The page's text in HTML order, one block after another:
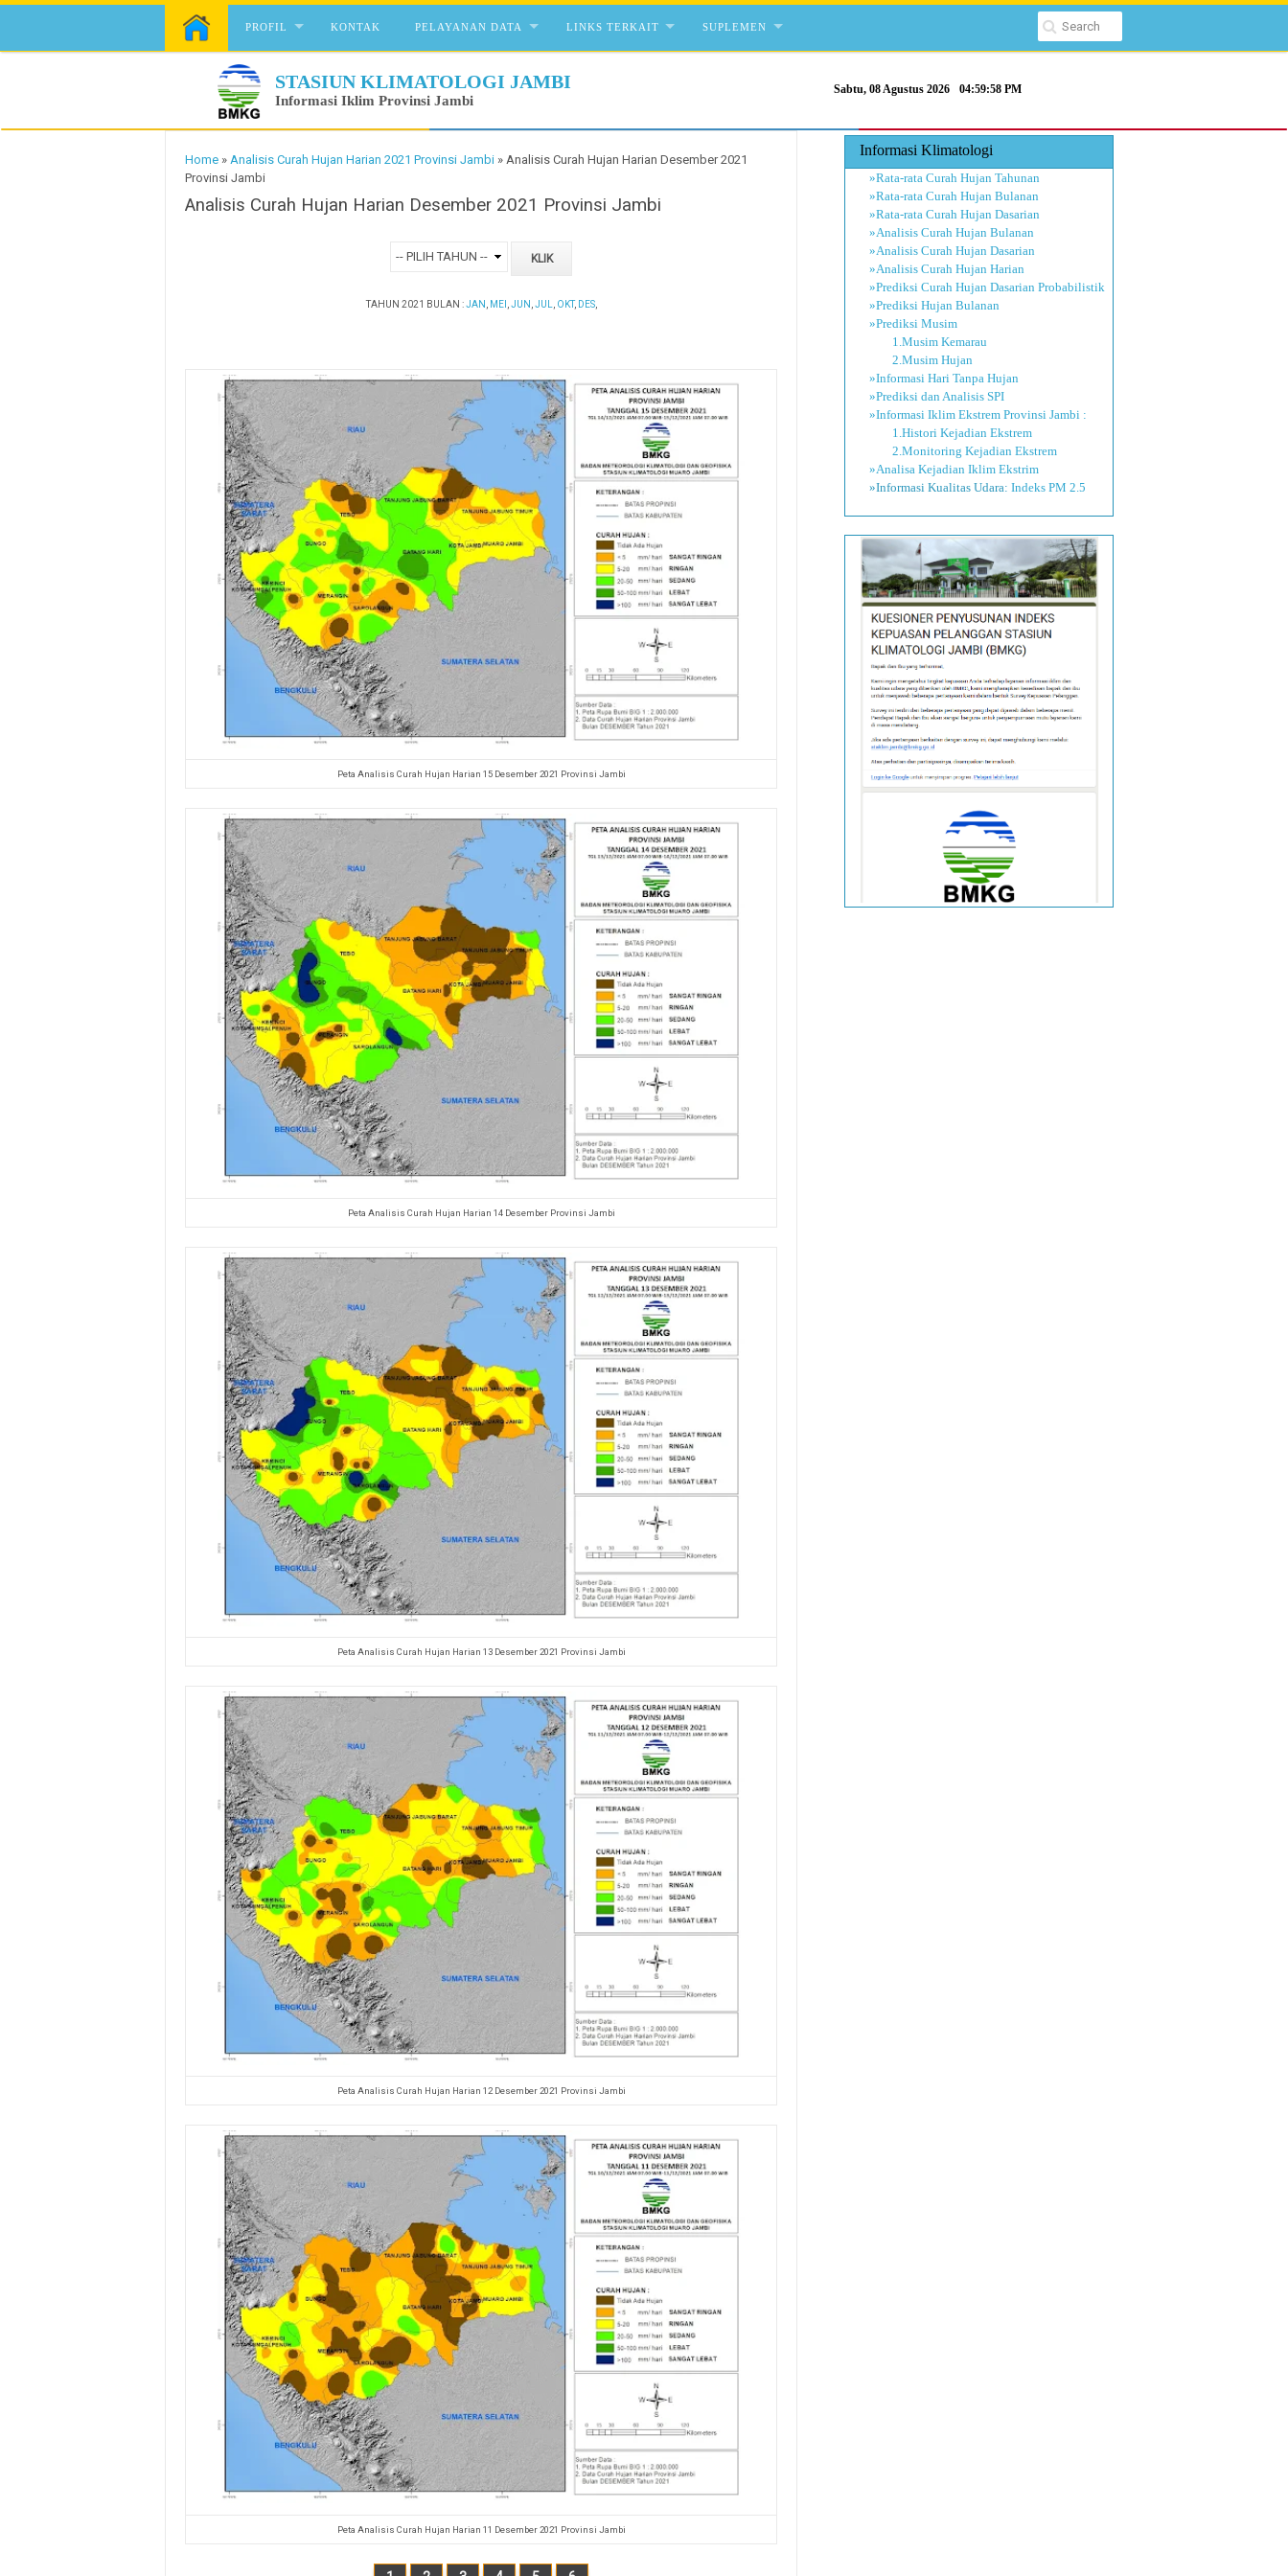
Skip to content
PROFIL KONTAK PELAYANAN DATA LINKS TERKAIT SUPLEMEN
STASIUN KLIMATOLOGI JAMBI
Informasi Iklim Provinsi Jambi
Sabtu, 08 Agustus 2026 04:59:59 PM
Home » Analisis Curah Hujan Harian 2021 Provinsi Jambi » Analisis Curah Hujan Harian Desember 2021
Provinsi Jambi
Analisis Curah Hujan Harian Desember 2021 Provinsi Jambi
TAHUN 2021 BULAN :JAN MEI JUN JUL OKT, DES,
Peta Analisis Curah Hujan Harian 15 Desember 2021 Provinsi Jambi
Peta Analisis Curah Hujan Harian 14 Desember Provinsi Jambi
Peta Analisis Curah Hujan Harian 13 Desember 2021 Provinsi Jambi
Peta Analisis Curah Hujan Harian 12 Desember 2021 Provinsi Jambi
Peta Analisis Curah Hujan Harian 11 Desember 2021 Provinsi Jambi
Informasi Klimatologi
»Rata-rata Curah Hujan Tahunan
»Rata-rata Curah Hujan Bulanan
»Rata-rata Curah Hujan Dasarian
»Analisis Curah Hujan Bulanan
»Analisis Curah Hujan Dasarian
»Analisis Curah Hujan Harian
»Prediksi Curah Hujan Dasarian Probabilistik
»Prediksi Hujan Bulanan
»Prediksi Musim
1.Musim Kemarau
2.Musim Hujan
»Informasi Hari Tanpa Hujan
»Prediksi dan Analisis SPI
»Informasi Iklim Ekstrem Provinsi Jambi :
1.Histori Kejadian Ekstrem
2.Monitoring Kejadian Ekstrem
»Analisa Kejadian Iklim Ekstrim
»Informasi Kualitas Udara: Indeks PM 2.5